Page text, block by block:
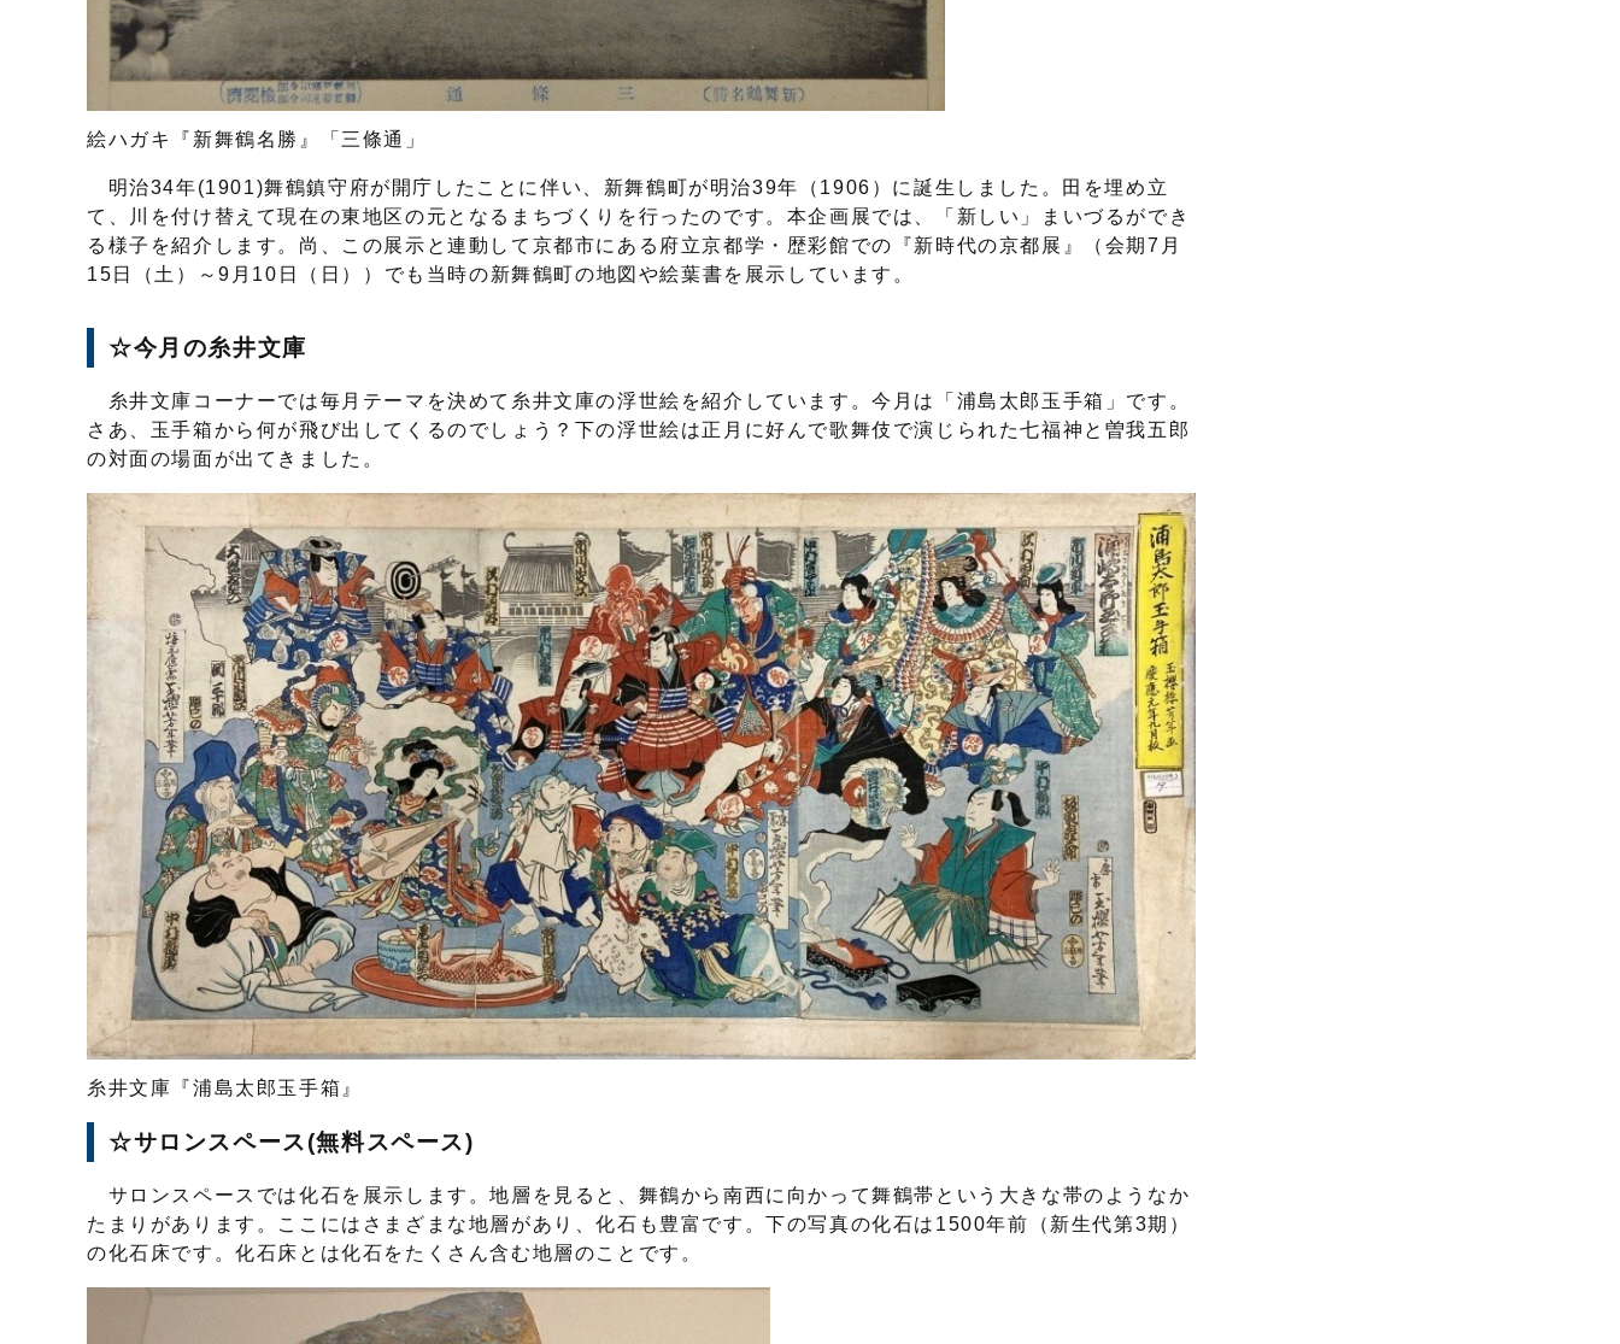
絵ハガキ『新舞鶴名勝』「三條通」
明治34年(1901)舞鶴鎮守府が開庁したことに伴い、新舞鶴町が明治39年（1906）に誕生しました。田を埋め立
て、川を付け替えて現在の東地区の元となるまちづくりを行ったのです。本企画展では、「新しい」まいづるができ
る様子を紹介します。尚、この展示と連動して京都市にある府立京都学・歴彩館での『新時代の京都展』（会期7月
15日（土）～9月10日（日））でも当時の新舞鶴町の地図や絵葉書を展示しています。
☆今月の糸井文庫
糸井文庫コーナーでは毎月テーマを決めて糸井文庫の浮世絵を紹介しています。今月は「浦島太郎玉手箱」です。
さあ、玉手箱から何が飛び出してくるのでしょう？下の浮世絵は正月に好んで歌舞伎で演じられた七福神と曽我五郎
の対面の場面が出てきました。
糸井文庫『浦島太郎玉手箱』
☆サロンスペース(無料スペース)
サロンスペースでは化石を展示します。地層を見ると、舞鶴から南西に向かって舞鶴帯という大きな帯のようなか
たまりがあります。ここにはさまざまな地層があり、化石も豊富です。下の写真の化石は1500年前（新生代第3期）
の化石床です。化石床とは化石をたくさん含む地層のことです。